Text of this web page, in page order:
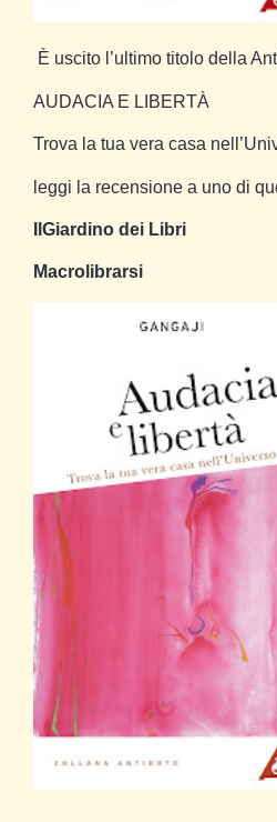
È uscito l’ultimo titolo della
AUDACIA E LIBERTÀ
Trova la tua vera casa
leggi la recensione a uno di
IlGiardino dei Libri
Macrolibrarsi